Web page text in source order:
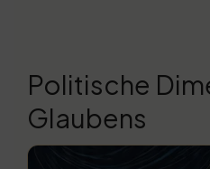
Politische
Glaubens